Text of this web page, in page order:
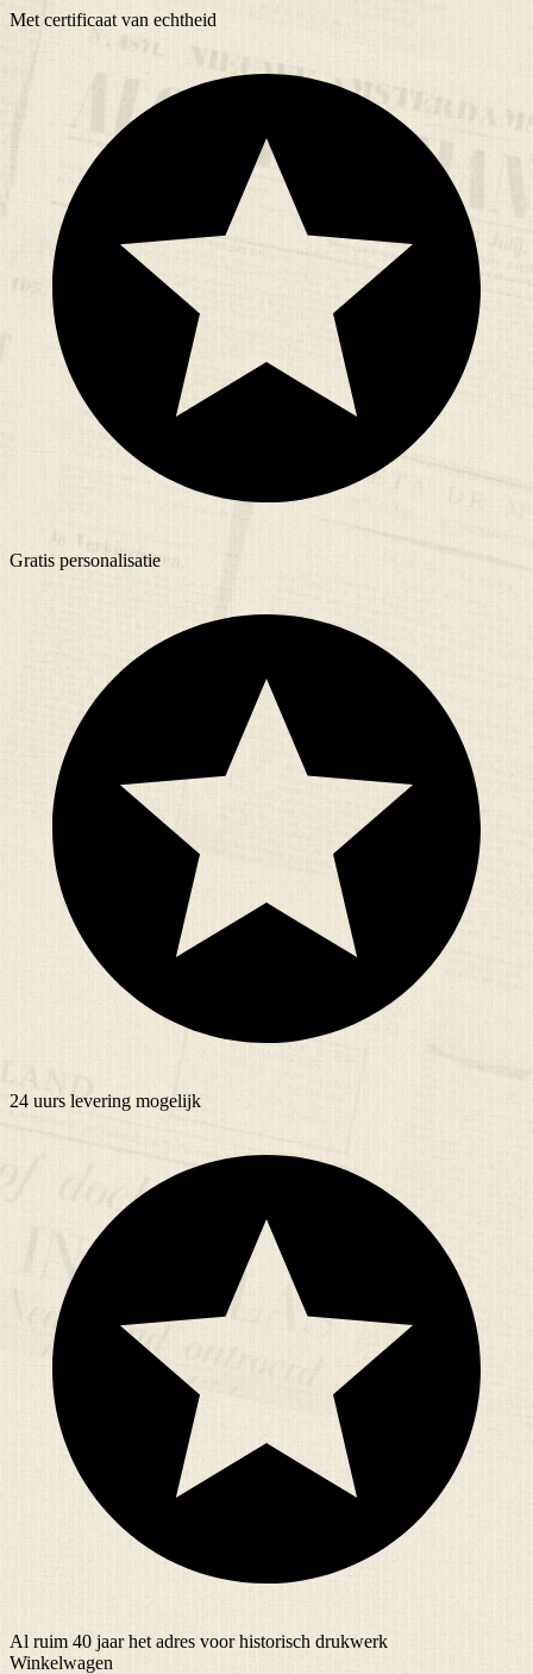
Met certificaat van echtheid
Gratis personalisatie
24 uurs levering mogelijk
Al ruim 40 jaarhet adres voor historisch drukwerk
Winkelwagen